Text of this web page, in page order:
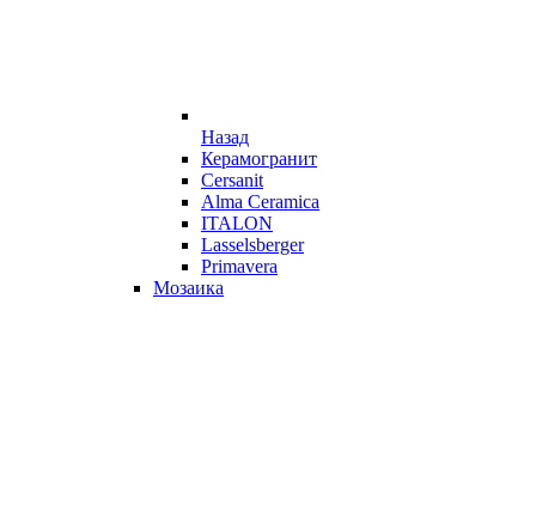
Назад
Керамогранит
Cersanit
Alma Ceramica
ITALON
Lasselsberger
Primavera
Мозаика